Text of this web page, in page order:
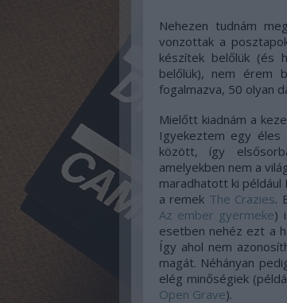
Nehezen tudnám
vonzottak a
készítek belőlük (és
belőlük), nem érem
fogalmazva, 50 olyan
Mielőtt kiadnám a
Igyekeztem egy éles
között, így
amelyekben nem a
maradhatott ki például
a remek The Crazies.
Az ember gyermeke)
esetben nehéz ezt a
Így ahol nem
magát. Néhányan
elég minőségiek
Open Grave).